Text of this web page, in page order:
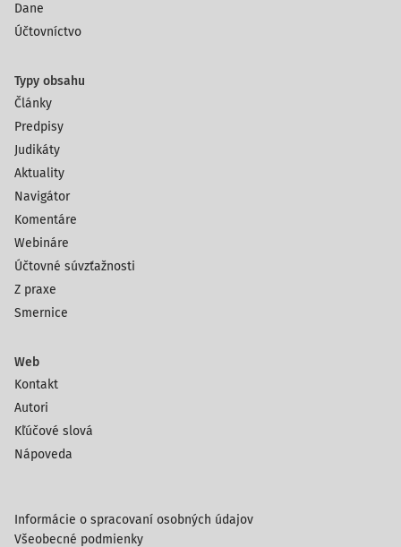
Dane
Účtovníctvo
Typy obsahu
Články
Predpisy
Judikáty
Aktuality
Navigátor
Komentáre
Webináre
Účtovné súvzťažnosti
Z praxe
Smernice
Web
Kontakt
Autori
Kľúčové slová
Nápoveda
Informácie o spracovaní osobných údajov
Všeobecné podmienky